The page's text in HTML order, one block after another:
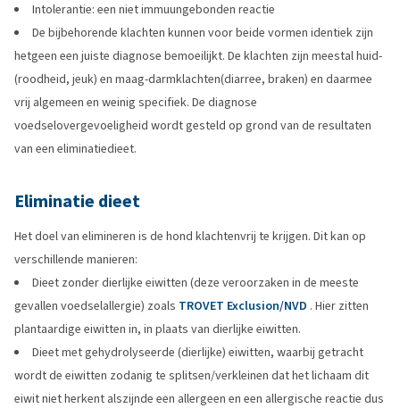
Intolerantie: een niet immuungebonden reactie
De bijbehorende klachten kunnen voor beide vormen identiek zijn
hetgeen een juiste diagnose bemoeilijkt. De klachten zijn meestal huid-
(roodheid, jeuk) en maag-darmklachten(diarree, braken) en daarmee
vrij algemeen en weinig specifiek. De diagnose
voedselovergevoeligheid wordt gesteld op grond van de resultaten
van een eliminatiedieet.
Eliminatie dieet
Het doel van elimineren is de hond klachtenvrij te krijgen. Dit kan op
verschillende manieren:
Dieet zonder dierlijke eiwitten (deze veroorzaken in de meeste
gevallen voedselallergie) zoals TROVET Exclusion/NVD . Hier zitten
plantaardige eiwitten in, in plaats van dierlijke eiwitten.
Dieet met gehydrolyseerde (dierlijke) eiwitten, waarbij getracht
wordt de eiwitten zodanig te splitsen/verkleinen dat het lichaam dit
eiwit niet herkent alszijnde een allergeen en een allergische reactie dus